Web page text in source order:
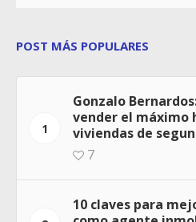
POST MÁS POPULARES
1
Gonzalo
vender el máximo
viviendas de
7
10 claves para